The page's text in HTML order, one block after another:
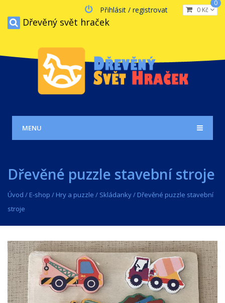
0 Kč
0
Přihlásit / registrovat
Dřevěný svět hraček
MENU
Dřevěné puzzle stavební stroje
Úvod / E-shop / Hry a puzzle / Skládanky/ Dřevěné puzzle stavební
stroje